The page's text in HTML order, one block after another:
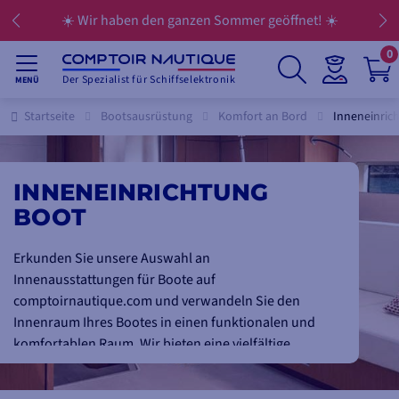
☀️ Wir haben den ganzen Sommer geöffnet! ☀️
MENÜ Der Spezialist für Schiffselektronik
0
Startseite Bootsausrüstung Komfort an Bord
INNENEINRICHTUNG
BOOT
Erkunden Sie unsere Auswahl an
Innenausstattungen für Boote auf
comptoirnautique.com und verwandeln Sie den
Innenraum Ihres Bootes in einen funktionalen und
komfortablen Raum. Wir bieten eine vielfältige
Auswahl an Artikeln, von elastischen Bettgestellen
für optimale Erholung auf See bis hin zu praktischen